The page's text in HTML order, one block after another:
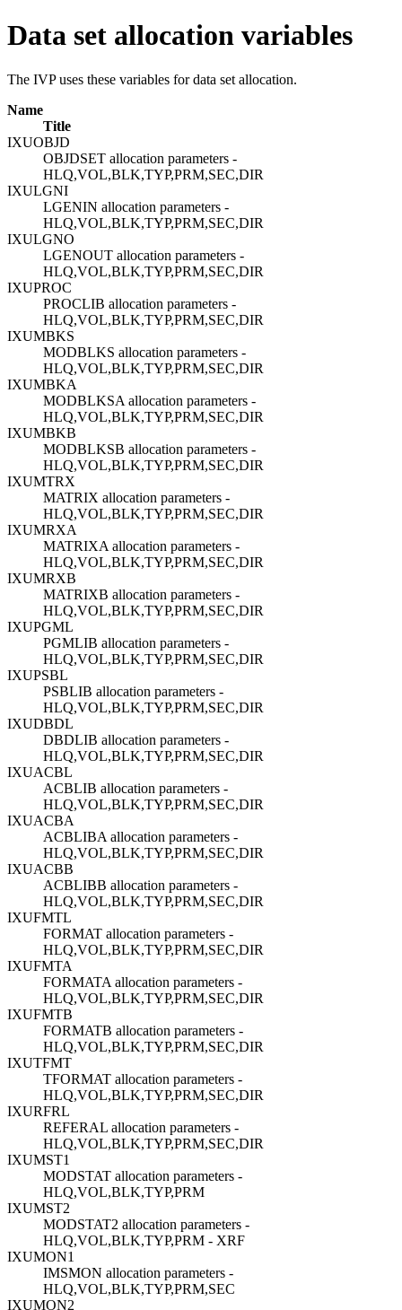
Data set allocation variables
The IVP uses these variables for data set allocation.
Name
Title
IXUOBJD
OBJDSET allocation parameters -
HLQ,VOL,BLK,TYP,PRM,SEC,DIR
IXULGNI
LGENIN allocation parameters -
HLQ,VOL,BLK,TYP,PRM,SEC,DIR
IXULGNO
LGENOUT allocation parameters -
HLQ,VOL,BLK,TYP,PRM,SEC,DIR
IXUPROC
PROCLIB allocation parameters -
HLQ,VOL,BLK,TYP,PRM,SEC,DIR
IXUMBKS
MODBLKS allocation parameters -
HLQ,VOL,BLK,TYP,PRM,SEC,DIR
IXUMBKA
MODBLKSA allocation parameters -
HLQ,VOL,BLK,TYP,PRM,SEC,DIR
IXUMBKB
MODBLKSB allocation parameters -
HLQ,VOL,BLK,TYP,PRM,SEC,DIR
IXUMTRX
MATRIX allocation parameters -
HLQ,VOL,BLK,TYP,PRM,SEC,DIR
IXUMRXA
MATRIXA allocation parameters -
HLQ,VOL,BLK,TYP,PRM,SEC,DIR
IXUMRXB
MATRIXB allocation parameters -
HLQ,VOL,BLK,TYP,PRM,SEC,DIR
IXUPGML
PGMLIB allocation parameters -
HLQ,VOL,BLK,TYP,PRM,SEC,DIR
IXUPSBL
PSBLIB allocation parameters -
HLQ,VOL,BLK,TYP,PRM,SEC,DIR
IXUDBDL
DBDLIB allocation parameters -
HLQ,VOL,BLK,TYP,PRM,SEC,DIR
IXUACBL
ACBLIB allocation parameters -
HLQ,VOL,BLK,TYP,PRM,SEC,DIR
IXUACBA
ACBLIBA allocation parameters -
HLQ,VOL,BLK,TYP,PRM,SEC,DIR
IXUACBB
ACBLIBB allocation parameters -
HLQ,VOL,BLK,TYP,PRM,SEC,DIR
IXUFMTL
FORMAT allocation parameters -
HLQ,VOL,BLK,TYP,PRM,SEC,DIR
IXUFMTA
FORMATA allocation parameters -
HLQ,VOL,BLK,TYP,PRM,SEC,DIR
IXUFMTB
FORMATB allocation parameters -
HLQ,VOL,BLK,TYP,PRM,SEC,DIR
IXUTFMT
TFORMAT allocation parameters -
HLQ,VOL,BLK,TYP,PRM,SEC,DIR
IXURFRL
REFERAL allocation parameters -
HLQ,VOL,BLK,TYP,PRM,SEC,DIR
IXUMST1
MODSTAT allocation parameters -
HLQ,VOL,BLK,TYP,PRM
IXUMST2
MODSTAT2 allocation parameters -
HLQ,VOL,BLK,TYP,PRM - XRF
IXUMON1
IMSMON allocation parameters -
HLQ,VOL,BLK,TYP,PRM,SEC
IXUMON2